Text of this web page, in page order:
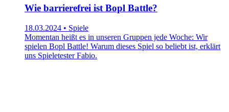
Wie barrierefrei ist Bopl Battle?
18.03.2024 • Spiele
Momentan heißt es in unseren Gruppen jede Woche: Wir
spielen Bopl Battle! Warum dieses Spiel so beliebt ist, erklärt
uns Spieletester Fabio.